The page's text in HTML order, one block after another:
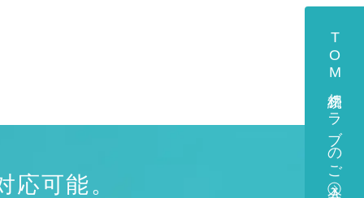
TOM相続クラブのご入会
応可能。